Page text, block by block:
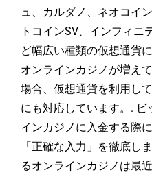
ュ、カルダノ、ネオコイ
トコインSV、インフィニ
ど幅広い種類の仮想通貨
オンラインカジノが増え
場合、仮想通貨を利用し
にも対応しています。.
インカジノに入金する際
「正確な入力」を徹底し
るオンラインカジノは最